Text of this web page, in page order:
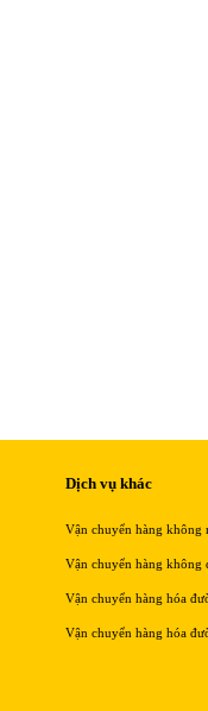
Dịch vụ khác
Vận chuyển hàng không
Vận chuyển hàng không
Vận chuyển hàng hóa
Vận chuyển hàng hóa